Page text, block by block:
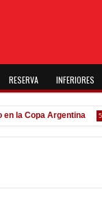
RESERVA INFERIORES
Argentina 5:13 PM